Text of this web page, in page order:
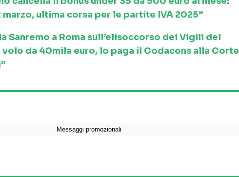
marzo, ultima corsa per le partite IVA 2025”
Sanremo a Roma sull’elisoccorso dei Vigili del
volo da 40mila euro, lo paga il Codacons alla Corte